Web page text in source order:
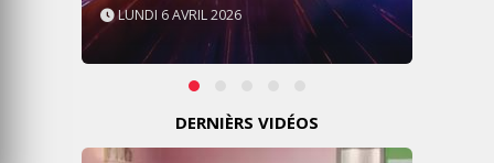
LUNDI 6 AVRIL 2026
DERNIÈRS VIDÉOS